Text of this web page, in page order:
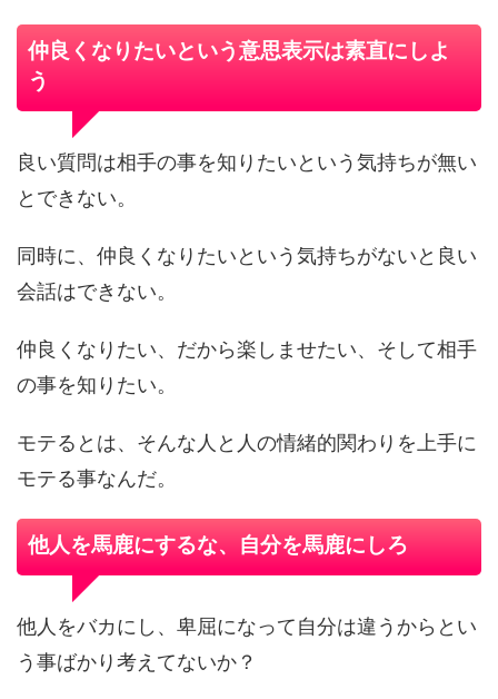
仲良くなりたいという意思表示は素直にしよ
う
良い質問は相手の事を知りたいという気持ちが無い
とできない。
同時に、仲良くなりたいという気持ちがないと良い
会話はできない。
仲良くなりたい、だから楽しませたい、そして相手
の事を知りたい。
モテるとは、そんな人と人の情緒的関わりを上手に
モテる事なんだ。
他人を馬鹿にするな、自分を馬鹿にしろ
他人をバカにし、卑屈になって自分は違うからとい
う事ばかり考えてないか？